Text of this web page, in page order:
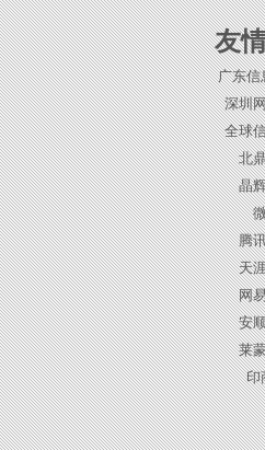
友
广东信
深圳
全球
北
晶
腾
天
网
安
莱
印